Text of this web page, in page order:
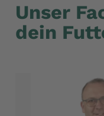
Unser
dein